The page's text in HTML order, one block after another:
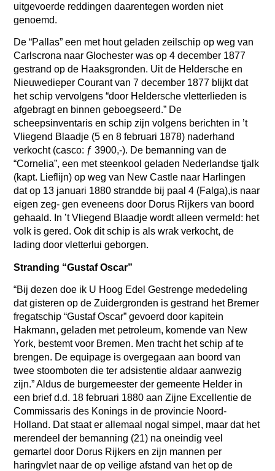
uitgevoerde reddingen daarentegen worden niet
genoemd.
De “Pallas” een met hout geladen zeilschip op weg van
Carlscrona naar Glochester was op 4 december 1877
gestrand op de Haaksgronden. Uit de Heldersche en
Nieuwedieper Courant van 7 december 1877 blijkt dat
het schip vervolgens “door Heldersche vletterlieden is
afgebragt en binnen geboegseerd.” De
scheepsinventaris en schip zijn volgens berichten in ’t
Vliegend Blaadje (5 en 8 februari 1878) naderhand
verkocht (casco: ƒ 3900,-). De bemanning van de
“Cornelia”, een met steenkool geladen Nederlandse tjalk
(kapt. Lieflijn) op weg van New Castle naar Harlingen
dat op 13 januari 1880 strandde bij paal 4 (Falga),is naar
eigen zeg- gen eveneens door Dorus Rijkers van boord
gehaald. In ’t Vliegend Blaadje wordt alleen vermeld: het
volk is gered. Ook dit schip is als wrak verkocht, de
lading door vletterlui geborgen.
Stranding “Gustaf Oscar”
“Bij dezen doe ik U Hoog Edel Gestrenge mededeling
dat gisteren op de Zuidergronden is gestrand het Bremer
fregatschip “Gustaf Oscar” gevoerd door kapitein
Hakmann, geladen met petroleum, komende van New
York, bestemt voor Bremen. Men tracht het schip af te
brengen. De equipage is overgegaan aan boord van
twee stoomboten die ter adsistentie aldaar aanwezig
zijn.” Aldus de burgemeester der gemeente Helder in
een brief d.d. 18 februari 1880 aan Zijne Excellentie de
Commissaris des Konings in de provincie Noord-
Holland. Dat staat er allemaal nogal simpel, maar dat het
merendeel der bemanning (21) na oneindig veel
gemartel door Dorus Rijkers en zijn mannen per
haringvlet naar de op veilige afstand van het op de